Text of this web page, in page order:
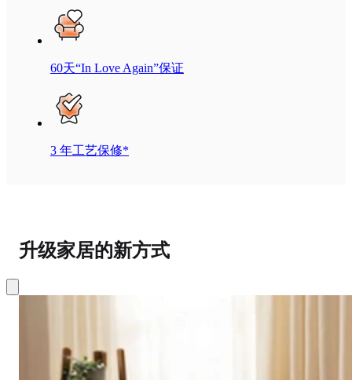
60天“In Love Again”保证
3 年工艺保修*
升级家居的新方式